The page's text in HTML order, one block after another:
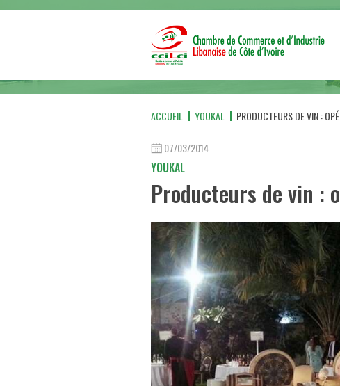
ACCUEIL YOUKAL PRODUCTEURS DE VIN :
07/03/2014
YOUKAL
Producteurs de vin :